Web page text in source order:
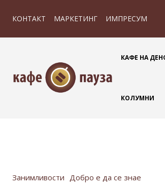
КОНТАКТ МАРКЕТИНГ ИМПРЕСУМ
КАФЕ НА
КОЛУМНИ
Занимливости Добро е да се знае